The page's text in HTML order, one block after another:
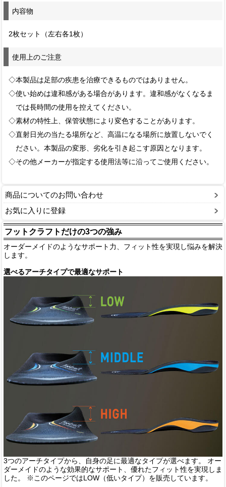
内容物
2枚セット（左右各1枚）
使用上のご注意
◇本製品は足部の疾患を治療できるものではありません。
◇使い始めは違和感がある場合があります。違和感がなくなるま
では長時間の使用を控えてください。
◇素材の特性上、保管状態により変色することがあります。
◇直射日光の当たる場所など、高温になる場所に放置しないでく
ださい。本製品の変形、劣化を引き起こす原因となります。
◇その他メーカーが指定する使用法等に沿ってご使用ください。
商品についてのお問い合わせ
お気に入りに登録
フットクラフトだけの3つの強み
オーダーメイドのようなサポート力、フィット性を実現し悩みを解決
します。
選べるアーチタイプで最適なサポート
3つのアーチタイプから、自身の足に最適なタイプが選べます。 オー
ダーメイドのような効果的なサポート、優れたフィット性を実現しま
した。 ※このページではLOW（低いタイプ）を販売しています。